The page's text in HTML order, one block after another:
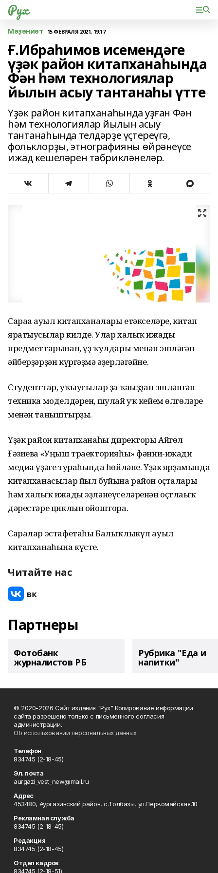
Рух
Мәҙәниәт 15 ФЕВРАЛЯ 2021, 19:17
Ғ.Ибраһимов исемендәге
үҙәк район китапханаһында
Фән һәм технологиялар
йылын асыу тантанаһы үтте
Үҙәк район китапханаһында уҙған Фән
һәм технологиялар йылын асыу
тантанаһында телдәрҙе үҫтереүгә,
фольклорҙы, этнографияны өйрәнеүсе
ижад кешеләрен тәбрикләнеләр.
Сараға ауыл китапханалары етәкселәре, китап
яратыусылар килде. Улар халыҡ ижады
предметтарынан, үҙ ҡулдары менән эшләгән
әйберҙәрҙән күргәҙмә әҙерләгәйне.
Студенттар, уҡыусылар ҙа ҡағыҙҙан эшләнгән
техника моделдәрен, шулай уҡ кейем өлгөләре
менән таныштырҙы.
Үҙәк район китапханаһы директоры Айгөл
Ғәзиева «Уңыш траекторияһы» фәнни-ижади
медиа үҙәге тураһында һөйләне. Үҙәк ярҙамында
китапханасылар йыл буйына район оҫталары
һәм халыҡ ижады эҙләнеүселәренән оҫтлаыҡ
дәрестәре циклын ойоштора.
Саралар эстафетаһы Балыҡлыкүл ауыл
китапханаһына күсте.
Читайте нас
Партнеры
Фотобанк
журналистов РБ
Рубрика "Еда и
напитки"
© 2020-2026 Сайт издания "Рух" Копирование информации
сайта разрешено только с письменного согласия
администрации.
Об использовании персональных данных
Телефон
834745 (2-18-45)
Эл. почта
aurgazi_vest_new@mail.ru
Адрес
453480, Аургазинский район, с.Толбазы, ул.Первомайская,10
Рекламная служба
834745 (2-18-45)
Редакция
834745 (2-18-45)
Отдел кадров
834745 (2-18-51)